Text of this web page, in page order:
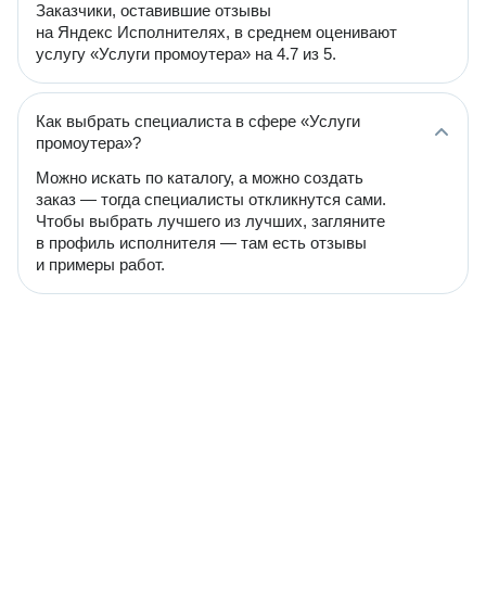
Заказчики, оставившие отзывы
на Яндекс Исполнителях, в среднем оценивают
услугу «Услуги промоутера» на 4.7 из 5.
Как выбрать специалиста в сфере «Услуги
промоутера»?
Можно искать по каталогу, а можно создать
заказ — тогда специалисты откликнутся сами.
Чтобы выбрать лучшего из лучших, загляните
в профиль исполнителя — там есть отзывы
и примеры работ.